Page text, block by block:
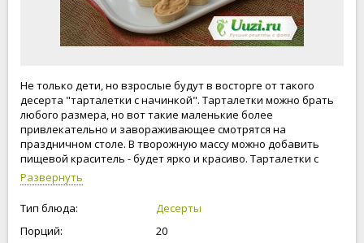
Не только дети, но взрослые будут в восторге от такого
десерта "тарталетки с начинкой". Тарталетки можно брать
любого размера, но вот такие маленькие более
привлекательно и завораживающее смотрятся на
праздничном столе. В творожную массу можно добавить
пищевой краситель - будет ярко и красиво. Тарталетки с
начинкой у меня разлетелись очень быстро, так как они не
только красиво смотрелись на столе, но и получились
божественно вкусные.
Развернуть
Тип блюда:
Десерты
Порций:
20